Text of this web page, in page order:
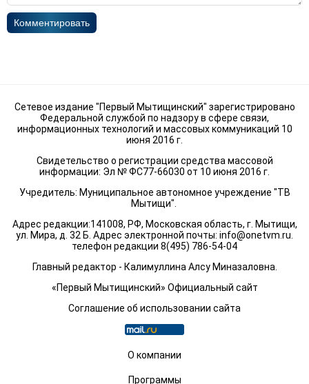
Комментировать
Сетевое издание "Первый Мытищинский" зарегистрировано
Федеральной службой по надзору в сфере связи,
информационных технологий и массовых коммуникаций 10
июня 2016 г.
Свидетельство о регистрации средства массовой
информации: Эл № ФС77-66030 от 10 июня 2016 г.
Учредитель: Муниципальное автономное учреждение "ТВ
Мытищи".
Адрес редакции:141008, РФ, Московская область, г. Мытищи,
ул. Мира, д. 32 Б. Адрес электронной почты: info@onetvm.ru
телефон редакции 8(495) 786-54-04
Главный редактор - Калимуллина Алсу Миназаловна.
«Первый Мытищинский» Официальный сайт
Соглашение об использовании сайта
О компании
Программы